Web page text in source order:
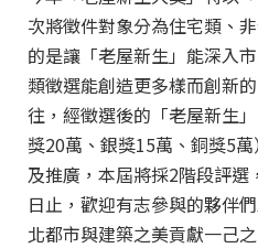
次將徵件對象分為住宅類、
的是讓「老屋新生」能深入
類徵選能創造更多樣而創新
往，經徵選後的「老屋新生
獎20萬、銀獎15萬、銅獎5
及推廣，本屆將採2階段評
日止，歡迎有志參與的夥伴
北都市與建築之美貢獻一己之